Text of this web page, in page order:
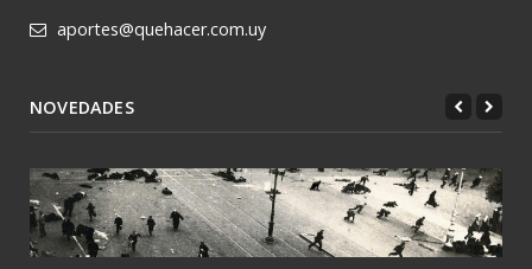
aportes@quehacer.com.uy
NOVEDADES